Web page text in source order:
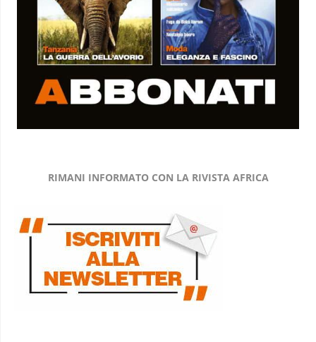
RIMANI INFORMATO CON LA RIVISTA AFRICA